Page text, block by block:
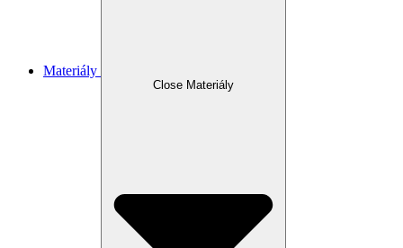
Materiály
Close Materiály